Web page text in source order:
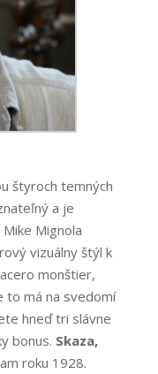
štyroch temných
a je
Mignola
vizuálny štýl k
monštier,
to má na svedomí
hneď tri slávne
bonus. Skaza,
roku 1928.